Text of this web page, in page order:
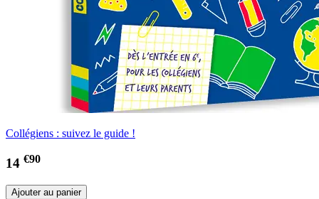
Collégiens : suivez le guide !
14 €90